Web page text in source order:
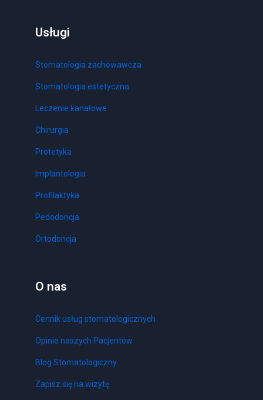
Usługi
Stomatologia zachowawcza
Stomatologia estetyczna
Leczenie kanałowe
Chirurgia
Protetyka
Implantologia
Profilaktyka
Pedodoncja
Ortodoncja
O nas
Cennik usług stomatologicznych
Opinie naszych Pacjentów
Blog Stomatologiczny
Zapisz się na wizytę